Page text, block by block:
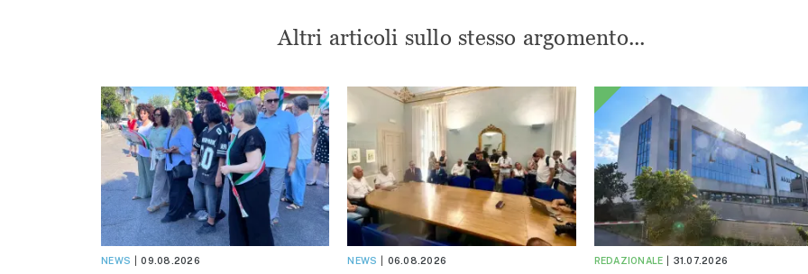
Altri articoli sullo stesso argomento...
NEWS 09.08.2026 NEWS 06.08.2026 REDAZIONALE 31.07.2026